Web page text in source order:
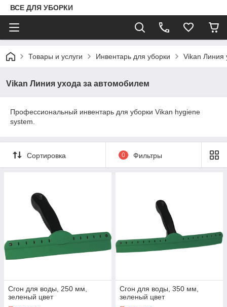
ВСЕ ДЛЯ УБОРКИ
Товары и услуги Инвентарь для уборки Vikan Линия
Vikan Линия ухода за автомобилем
Профессиональный инвентарь для уборки Vikan hygiene
system.
Сортировка 0 Фильтры
Сгон для воды, 250 мм,
зеленый цвет
Сгон для воды, 350 мм,
зеленый цвет